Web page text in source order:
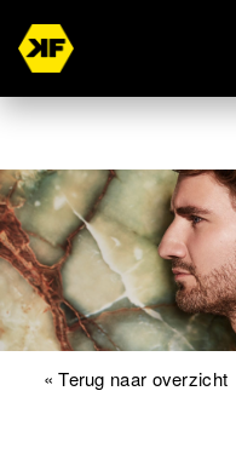
« Terug naar overzicht